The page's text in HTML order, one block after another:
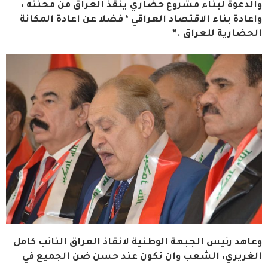
والدعوة لبناء مشروع حضاري ينقذ العراق من محنته ،
واعادة بناء الاقتصاد العراقي ‘ فضلا عن اعادة المكانة
الحضارية للعراق .”
وعاهد رئيس الجبهة الوطنية لانقاذ العراق النائب كامل
الغريري، الشعب وان نكون عند حسن ضن الجميع في